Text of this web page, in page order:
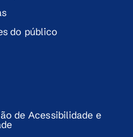
do público
de Acessibilidade e